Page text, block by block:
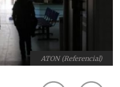
ATON (Referencial)